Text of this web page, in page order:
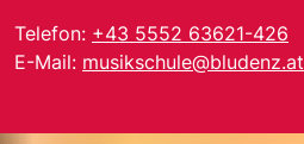
Telefon: +43 5552 63621-426
E-Mail: musikschule@bludenz.at